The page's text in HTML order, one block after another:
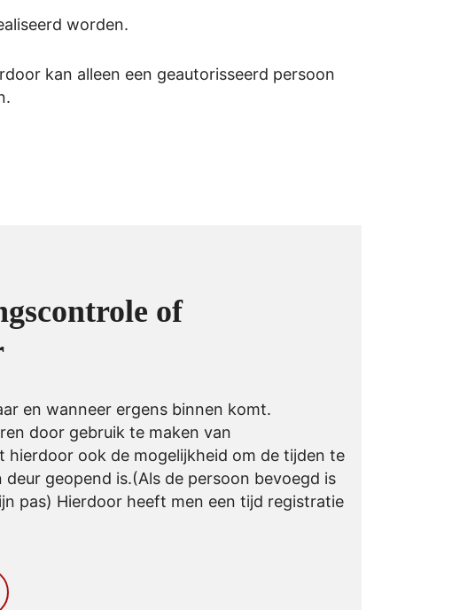
worden.
kan alleen een geautorisseerd persoon
of
en wanneer ergens binnen komt.
door gebruik te maken van
ook de mogelijkheid om de tijden te
geopend is.(Als de persoon bevoegd is
pas) Hierdoor heeft men een tijd registratie